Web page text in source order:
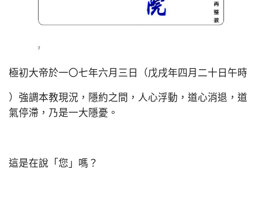
極初大帝於一〇七年六月三日（戊戌年四月二十日午時
）強調本教現況，隱約之間，人心浮動，道心消退，道
氣停滯，乃是一大隱憂。
這是在說「您」嗎？